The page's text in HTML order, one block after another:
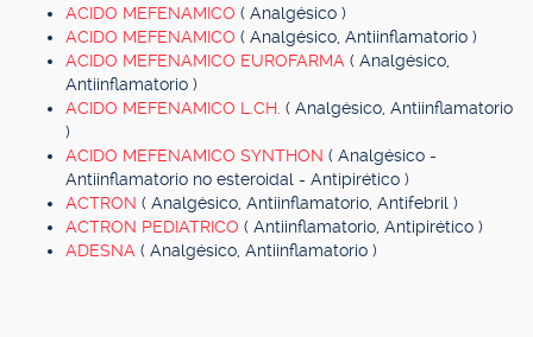
ACIDO MEFENAMICO ( Analgésico )
ACIDO MEFENAMICO ( Analgésico, Antiinflamatorio )
ACIDO MEFENAMICO EUROFARMA ( Analgésico,
Antiinflamatorio )
ACIDO MEFENAMICO L.CH. ( Analgésico, Antiinflamatorio
)
ACIDO MEFENAMICO SYNTHON ( Analgésico -
Antiinflamatorio no esteroidal - Antipirético )
ACTRON ( Analgésico, Antiinflamatorio, Antifebril )
ACTRON PEDIATRICO ( Antiinflamatorio, Antipirético )
ADESNA ( Analgésico, Antiinflamatorio )